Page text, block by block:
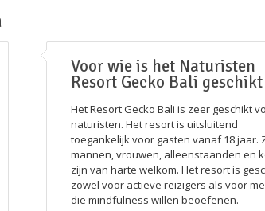
Voor wie is het Naturisten
Resort Gecko Bali geschikt
Het Resort Gecko Bali is zeer geschikt
naturisten. Het resort is uitsluitend
toegankelijk voor gasten vanaf 18 jaar.
mannen, vrouwen, alleenstaanden en
zijn van harte welkom. Het resort is
zowel voor actieve reizigers als voor
die mindfulness willen beoefenen.